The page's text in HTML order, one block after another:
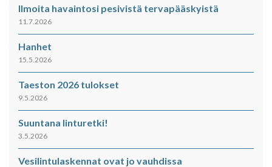
Ilmoita havaintosi pesivistä tervapääskyistä
11.7.2026
Hanhet
15.5.2026
Taeston 2026 tulokset
9.5.2026
Suuntana linturetki!
3.5.2026
Vesilintulaskennat ovat jo vauhdissa